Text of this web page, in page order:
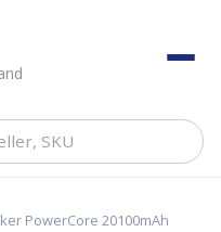
PowerCore 20100mAh